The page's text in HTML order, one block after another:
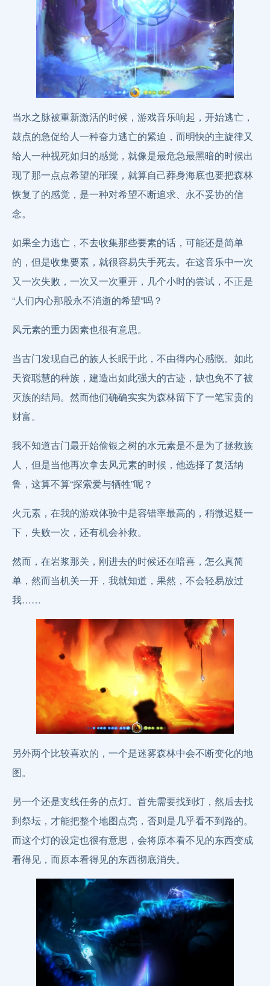
当水之脉被重新激活的时候，游戏音乐响起，开始逃亡，
鼓点的急促给人一种奋力逃亡的紧迫，而明快的主旋律又
给人一种视死如归的感觉，就像是最危急最黑暗的时候出
现了那一点点希望的璀璨，就算自己葬身海底也要把森林
恢复了的感觉，是一种对希望不断追求、永不妥协的信
念。
如果全力逃亡，不去收集那些要素的话，可能还是简单
的，但是收集要素，就很容易失手死去。在这音乐中一次
又一次失败，一次又一次重开，几个小时的尝试，不正是
“人们内心那股永不消逝的希望”吗？
风元素的重力因素也很有意思。
当古门发现自己的族人长眠于此，不由得内心感慨。如此
天资聪慧的种族，建造出如此强大的古迹，缺也免不了被
灭族的结局。然而他们确确实实为森林留下了一笔宝贵的
财富。
我不知道古门最开始偷银之树的水元素是不是为了拯救族
人，但是当他再次拿去风元素的时候，他选择了复活纳
鲁，这算不算“探索爱与牺牲”呢？
火元素，在我的游戏体验中是容错率最高的，稍微迟疑一
下，失败一次，还有机会补救。
然而，在岩浆那关，刚进去的时候还在暗喜，怎么真简
单，然而当机关一开，我就知道，果然，不会轻易放过
我……
另外两个比较喜欢的，一个是迷雾森林中会不断变化的地
图。
另一个还是支线任务的点灯。首先需要找到灯，然后去找
到祭坛，才能把整个地图点亮，否则是几乎看不到路的。
而这个灯的设定也很有意思，会将原本看不见的东西变成
看得见，而原本看得见的东西彻底消失。